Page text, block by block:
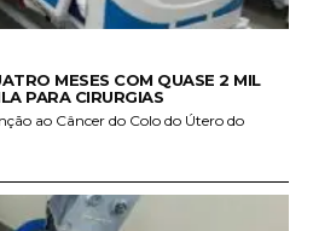
MESES COM QUASE 2 MIL
PARA CIRURGIAS
ao Câncer do Colo do Útero do